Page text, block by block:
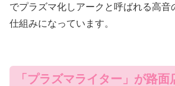
でプラズマ化しアークと呼ばれる高音
仕組みになっています。
「プラズマライター」が路